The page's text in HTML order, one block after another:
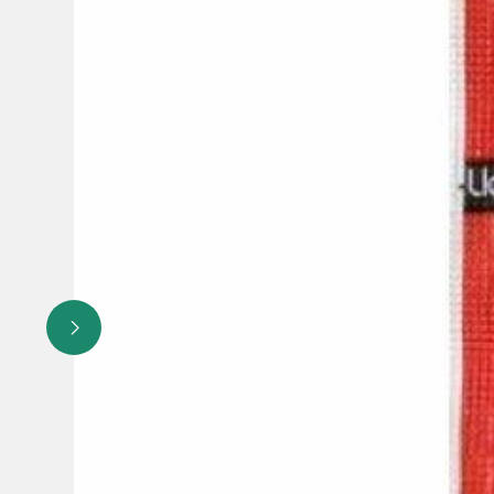
Возможность попадания рабепразола натрия в
противопоказано лечение препаратом Верабез в